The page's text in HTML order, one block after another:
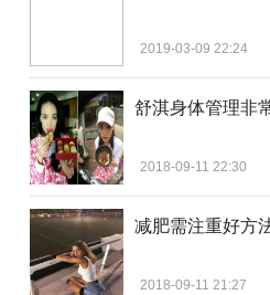
2019-03-09 22:24
舒淇身体管理非
2018-09-11 22:30
减肥需注重好方
2018-09-11 21:27